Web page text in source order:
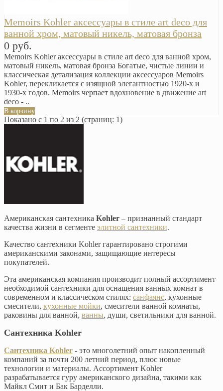
Memoirs Kohler аксессуары в стиле art deco для
ванной хром, матовый никель, матовая бронза
0 руб.
Memoirs Kohler аксессуары в стиле art deco для ванной хром,
матовый никель, матовая бронза Богатые, чистые линии и
классическая детализация коллекции аксессуаров Memoirs
Kohler, перекликается с изящной элегантностью 1920-х и
1930-х годов. Memoirs черпает вдохновение в движение art
deco - ..
В корзину
Показано с 1 по 2 из 2 (страниц: 1)
Американская сантехника Kohler – признанный стандарт
качества жизни в сегменте элитной сантехники.
Качество сантехники Kohler гарантировано строгими
американскими законами, защищающие интересы
покупателей.
Эта американская компания производит полный ассортимент
необходимой сантехники для оснащения ванных комнат в
современном и классическом стилях: санфаянс, кухонные
смесители, кухонные мойки, смесители ванной комнаты,
раковины для ванной, ванны, души, светильники для ванной.
Сантехника Kohler
Сантехника Kohler - это многолетний опыт накопленный
компаний за почти 200 летний период, плюс новые
технологии и материалы. Ассортимент Kohler
разрабатывается гуру американского дизайна, такими как
Майкл Смит и Бак Барделли.